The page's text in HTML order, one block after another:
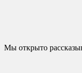
Мы открыто